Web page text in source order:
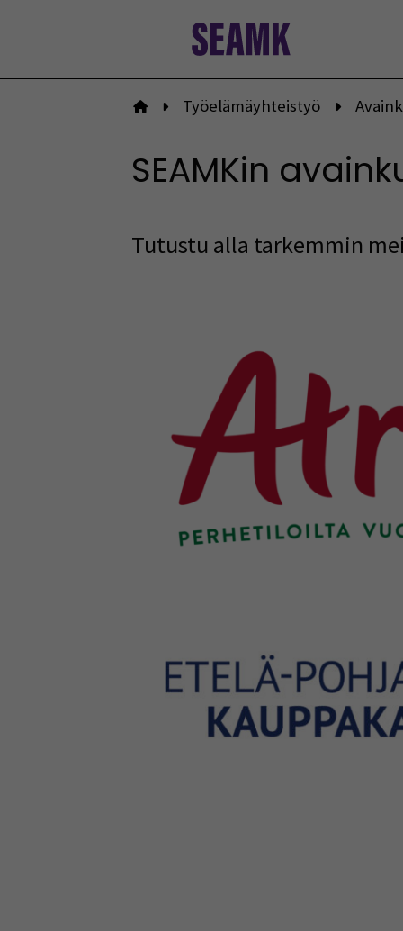
Etusivulle
Työelämäyhteistyö
SEAMKin
Tutustu alla tarkemmin